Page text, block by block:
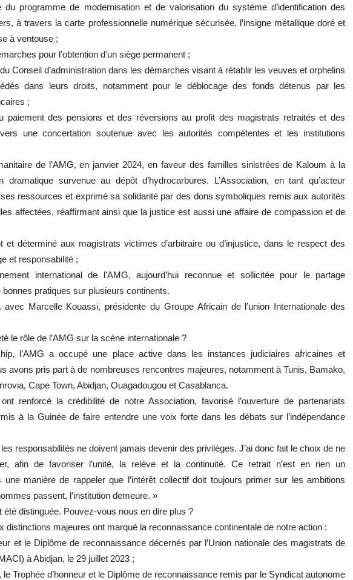
programme de modernisation et de valorisation du système d’identification des
à travers la carte professionnelle numérique sécurisée, l’insigne métallique doré et
à ventouse ;
pour l’obtention d’un siège permanent ;
Conseil d’administration dans les démarches visant à rétablir les veuves et orphelins
dans leurs droits, notamment pour le déblocage des fonds détenus par les
;
paiement des pensions et des réversions au profit des magistrats retraités et des
une concertation soutenue avec les autorités compétentes et les institutions
de l’AMG, en janvier 2024, en faveur des familles sinistrées de Kaloum à la
dramatique survenue au dépôt d’hydrocarbures. L’Association, en tant qu’acteur
ressources et exprimé sa solidarité par des dons symboliques remis aux autorités
affectées, réaffirmant ainsi que la justice est aussi une affaire de compassion et de
et déterminé aux magistrats victimes d’arbitraire ou d’injustice, dans le respect des
et responsabilité ;
international de l’AMG, aujourd’hui reconnue et sollicitée pour le partage
bonnes pratiques sur plusieurs continents.
avec Marcelle Kouassi, présidente du Groupe Africain de l’union Internationale des
le rôle de l’AMG sur la scène internationale ?
l’AMG a occupé une place active dans les instances judiciaires africaines et
avons pris part à de nombreuses rencontres majeures, notamment à Tunis, Bamako,
Cape Town, Abidjan, Ouagadougou et Casablanca.
renforcé la crédibilité de notre Association, favorisé l’ouverture de partenariats
à la Guinée de faire entendre une voix forte dans les débats sur l’indépendance
responsabilités ne doivent jamais devenir des privilèges. J’ai donc fait le choix de ne
afin de favoriser l’unité, la relève et la continuité. Ce retrait n’est en rien un
une manière de rappeler que l’intérêt collectif doit toujours primer sur les ambitions
passent, l’institution demeure. »
été distinguée. Pouvez-vous nous en dire plus ?
distinctions majeures ont marqué la reconnaissance continentale de notre action :
et le Diplôme de reconnaissance décernés par l’Union nationale des magistrats de
à Abidjan, le 29 juillet 2023 ;
Trophée d’honneur et le Diplôme de reconnaissance remis par le Syndicat autonome